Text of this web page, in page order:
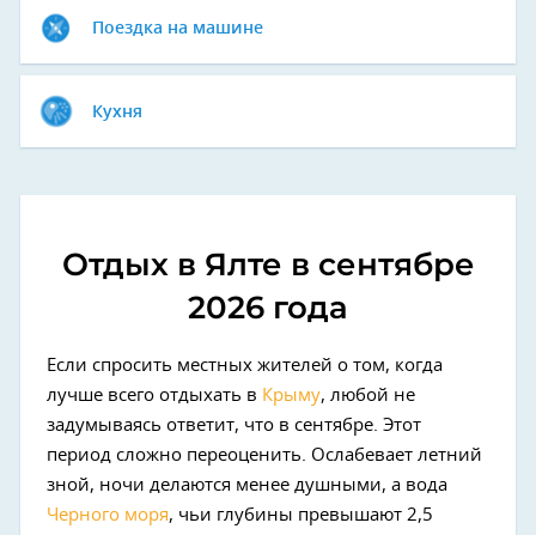
Поездка на машине
Кухня
Отдых в Ялте в сентябре
2026 года
Если спросить местных жителей о том, когда
лучше всего отдыхать в Крыму, любой не
задумываясь ответит, что в сентябре. Этот
период сложно переоценить. Ослабевает летний
зной, ночи делаются менее душными, а вода
Черного моря, чьи глубины превышают 2,5